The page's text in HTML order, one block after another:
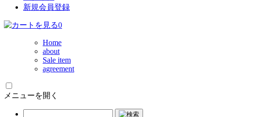
新規会員登録
0
Home
about
Sale item
agreement
メニューを開く